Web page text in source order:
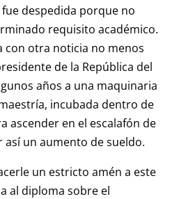
despedida porque no
requisito académico.
con otra noticia no menos
de la República del
años a una maquinaria
incubada dentro de
ascender en el escalafón de
un aumento de sueldo.
un estricto amén a este
al diploma sobre el